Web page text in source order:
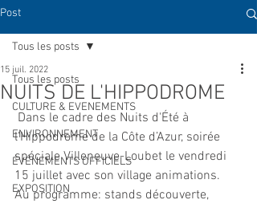
Post
Tous les posts
CULTURE & EVENEMENTS
ENVIRONNEMENT
ÉVÉNEMENTS OFFICIELS
EXPOSITION
Tous les posts
NUITS DE L'HIPPODROME
15 juil. 2022
l’Hippodrome de la Côte d’Azur, soirée
spéciale Villeneuve-Loubet le vendredi
15 juillet avec son village animations.
Au programme: stands découverte,